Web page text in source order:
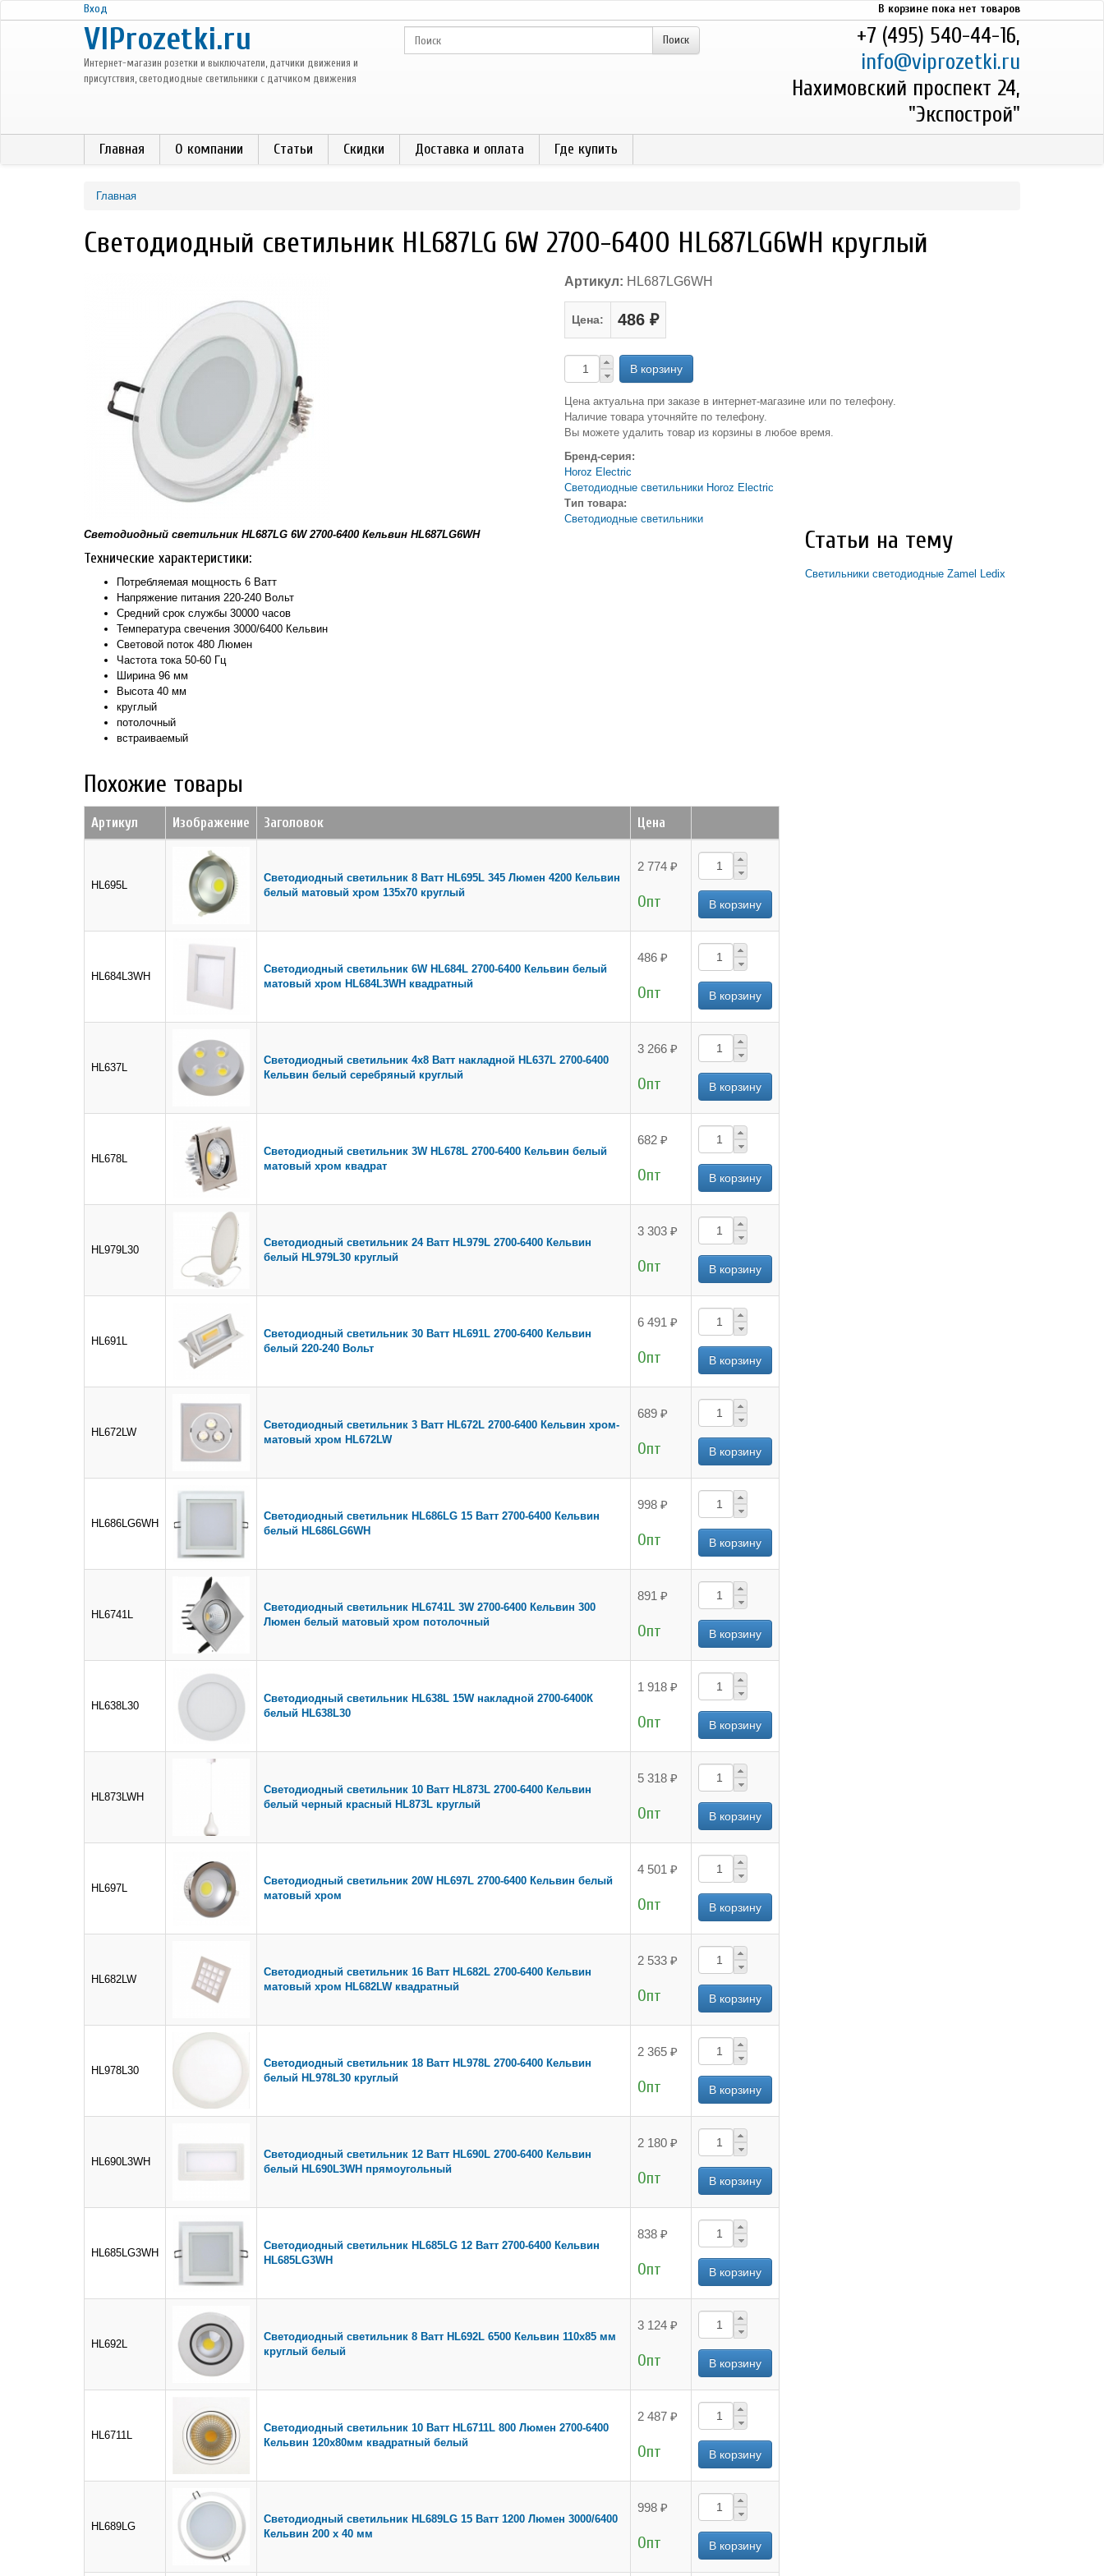
Перейти к основному содержанию
Вход В корзине пока нет товаров
VIProzetki.ru
Интернет-магазин розетки и выключатели, датчики движения и
присутствия, светодиодные светильники с датчиком движения
+7 (495) 540-44-16,
info@viprozetki.ru
Нахимовский проспект 24,
"Экспострой"
Главная О компании Статьи Скидки Доставка и оплата Где купить
Главная
Светодиодный светильник HL687LG 6W 2700-6400 HL687LG6WH круглый
Артикул: HL687LG6WH
Цена: 486 ₽
Цена актуальна при заказе в интернет-магазине или по телефону.
Наличие товара уточняйте по телефону.
Вы можете удалить товар из корзины в любое время.
Бренд-серия:
Horoz Electric
Светодиодные светильники Horoz Electric
Тип товара:
Светодиодные светильники
Светодиодный светильник HL687LG 6W 2700-6400 Кельвин HL687LG6WH
Технические характеристики:
Потребляемая мощность 6 Ватт
Напряжение питания 220-240 Вольт
Средний срок службы 30000 часов
Температура свечения 3000/6400 Кельвин
Световой поток 480 Люмен
Частота тока 50-60 Гц
Ширина 96 мм
Высота 40 мм
круглый
потолочный
встраиваемый
Статьи на тему
Светильники светодиодные Zamel Ledix
Похожие товары
Артикул Изображение Заголовок Цена
HL695L
Светодиодный светильник 8 Ватт HL695L 345 Люмен 4200 Кельвин
белый матовый хром 135х70 круглый
2 774 ₽
Опт
HL684L3WH
Светодиодный светильник 6W HL684L 2700-6400 Кельвин белый
матовый хром HL684L3WH квадратный
486 ₽
Опт
HL637L
Светодиодный светильник 4x8 Ватт накладной HL637L 2700-6400
Кельвин белый серебряный круглый
3 266 ₽
Опт
HL678L
Светодиодный светильник 3W HL678L 2700-6400 Кельвин белый
матовый хром квадрат
682 ₽
Опт
HL979L30
Светодиодный светильник 24 Ватт HL979L 2700-6400 Кельвин
белый HL979L30 круглый
3 303 ₽
Опт
HL691L
Светодиодный светильник 30 Ватт HL691L 2700-6400 Кельвин
белый 220-240 Вольт
6 491 ₽
Опт
HL672LW
Светодиодный светильник 3 Ватт HL672L 2700-6400 Кельвин хром-
матовый хром HL672LW
689 ₽
Опт
HL686LG6WH
Светодиодный светильник HL686LG 15 Ватт 2700-6400 Кельвин
белый HL686LG6WH
998 ₽
Опт
HL6741L
Светодиодный светильник HL6741L 3W 2700-6400 Кельвин 300
Люмен белый матовый хром потолочный
891 ₽
Опт
HL638L30
Светодиодный светильник HL638L 15W накладной 2700-6400К
белый HL638L30
1 918 ₽
Опт
HL873LWH
Светодиодный светильник 10 Ватт HL873L 2700-6400 Кельвин
белый черный красный HL873L круглый
5 318 ₽
Опт
HL697L
Светодиодный светильник 20W HL697L 2700-6400 Кельвин белый
матовый хром
4 501 ₽
Опт
HL682LW
Светодиодный светильник 16 Ватт HL682L 2700-6400 Кельвин
матовый хром HL682LW квадратный
2 533 ₽
Опт
HL978L30
Светодиодный светильник 18 Ватт HL978L 2700-6400 Кельвин
белый HL978L30 круглый
2 365 ₽
Опт
HL690L3WH
Светодиодный светильник 12 Ватт HL690L 2700-6400 Кельвин
белый HL690L3WH прямоугольный
2 180 ₽
Опт
HL685LG3WH
Светодиодный светильник HL685LG 12 Ватт 2700-6400 Кельвин
HL685LG3WH
838 ₽
Опт
HL692L
Светодиодный светильник 8 Ватт HL692L 6500 Кельвин 110х85 мм
круглый белый
3 124 ₽
Опт
HL6711L
Светодиодный светильник 10 Ватт HL6711L 800 Люмен 2700-6400
Кельвин 120х80мм квадратный белый
2 487 ₽
Опт
HL689LG
Светодиодный светильник HL689LG 15 Ватт 1200 Люмен 3000/6400
Кельвин 200 х 40 мм
998 ₽
Опт